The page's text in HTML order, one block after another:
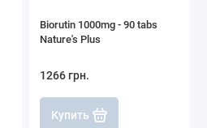
Biorutin 1000mg - 90 tabs
Nature's Plus
1266 грн.
Купить